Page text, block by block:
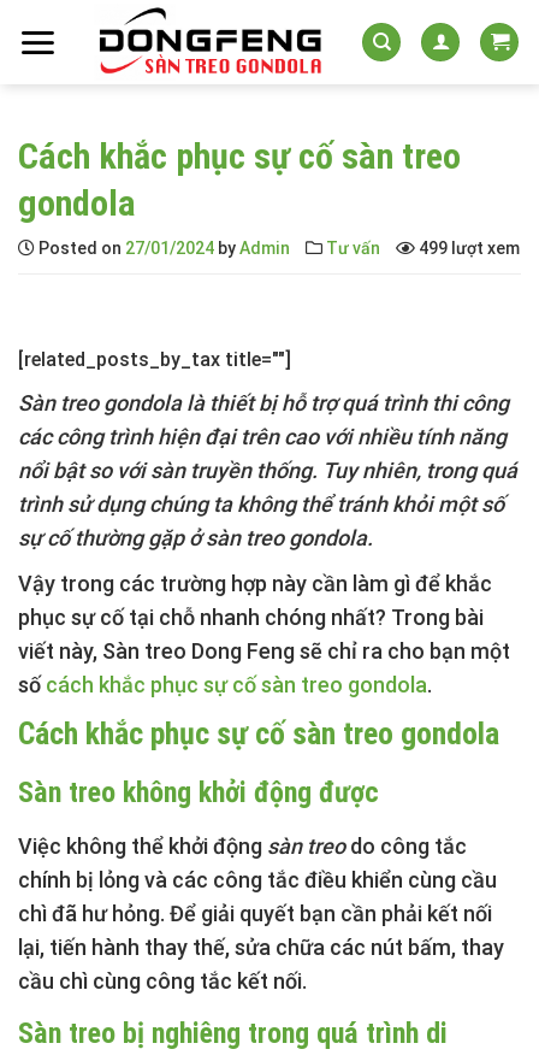
Cách khắc phục sự cố sàn treo
gondola
Posted on 27/01/2024 byAdmin Tư vấn 499 lượt xem
[related_posts_by_tax title=""]
Sàn treo gondolalà thiết bị hỗ trợ quá trình thi công
các công trình hiện đại trên cao với nhiều tính năng
nổi bật so với sàn truyền thống. Tuy nhiên, trong quá
trình sử dụng chúng ta không thể tránh khỏi một số
sự cố thường gặp ở sàn treo gondola.
Vậy trong các trường hợp này cần làm gì để khắc
phục sự cố tại chỗ nhanh chóng nhất? Trong bài
viết này, Sàn treo Dong Feng sẽ chỉ ra cho bạn một
số cách khắc phục sự cố sàn treo gondola.
Cách khắc phục sự cố sàn treo gondola
Sàn treo không khởi động được
Việc không thể khởi động sàn treodo công tắc
chính bị lỏng và các công tắc điều khiển cùng cầu
chì đã hư hỏng. Để giải quyết bạn cần phải kết nối
lại, tiến hành thay thế, sửa chữa các nút bấm, thay
cầu chì cùng công tắc kết nối.
Sàn treo bị nghiêng trong quá trình di